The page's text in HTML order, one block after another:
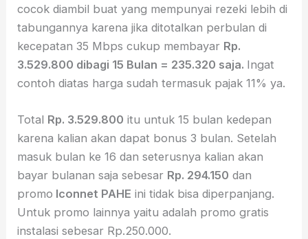
cocok diambil buat yang mempunyai rezeki lebih di
tabungannya karena jika ditotalkan perbulan di
kecepatan 35 Mbps cukup membayar Rp.
3.529.800 dibagi 15 Bulan = 235.320 saja. Ingat
contoh diatas harga sudah termasuk pajak 11% ya.
Total Rp. 3.529.800 itu untuk 15 bulan kedepan
karena kalian akan dapat bonus 3 bulan. Setelah
masuk bulan ke 16 dan seterusnya kalian akan
bayar bulanan saja sebesar Rp. 294.150 dan
promo Iconnet PAHE ini tidak bisa diperpanjang.
Untuk promo lainnya yaitu adalah promo gratis
instalasi sebesar Rp.250.000.